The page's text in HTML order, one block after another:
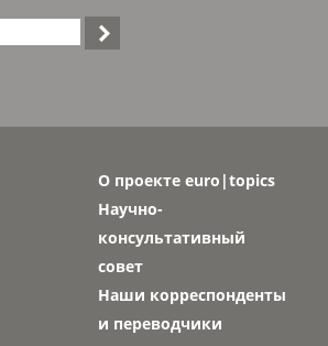

О проекте euro|topics
Научно-
консультативный
совет
Наши корреспонденты
и переводчики